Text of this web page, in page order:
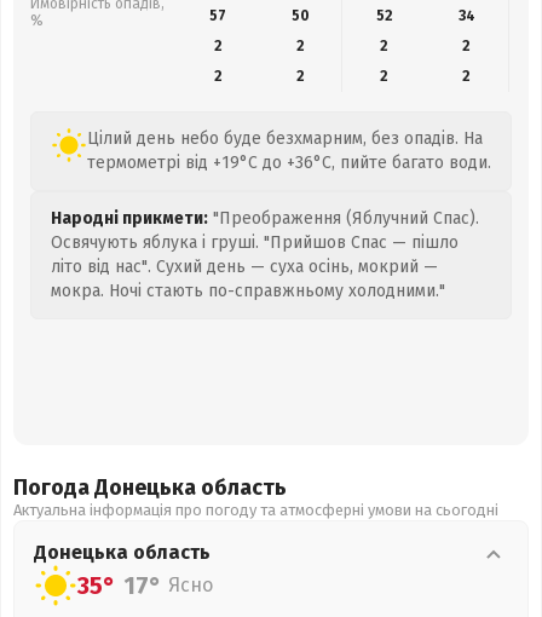
Ймовірність опадів,
%
57
50 52 34
2
2 2
2
2
2 2 2
Цілий день небо буде безхмарним, без опадів. На
термометрі від +19°C до +36°C, пийте багато води.
Народні прикмети: "Преображення (Яблучний Спас).
Освячують яблука і груші. "Прийшов Спас — пішло
літо від нас". Сухий день — суха осінь, мокрий —
мокра. Ночі стають по-справжньому холодними."
Погода Донецька область
Актуальна інформація про погоду та атмосферні умови на сьогодні
Донецька область
35° 17° Ясно